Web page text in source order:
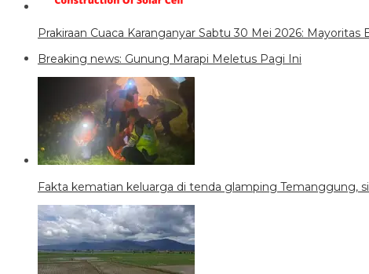
Prakiraan Cuaca Karanganyar Sabtu 30 Mei 2026: Mayoritas
Breaking news: Gunung Marapi Meletus Pagi Ini
Fakta kematian keluarga di tenda glamping Temanggung,